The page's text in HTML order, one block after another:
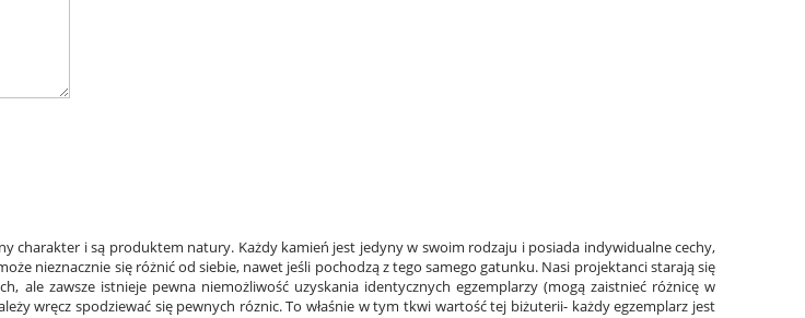
charakter i są produktem natury. Każdy kamień jest jedyny w swoim rodzaju i posiada indywidualne cechy,
nieznacznie się różnić od siebie, nawet jeśli pochodzą z tego samego gatunku. Nasi projektanci starają się
ale zawsze istnieje pewna niemożliwość uzyskania identycznych egzemplarzy (mogą zaistnieć różnicę w
wręcz spodziewać się pewnych róznic. To właśnie w tym tkwi wartość tej biżuterii- każdy egzemplarz jest